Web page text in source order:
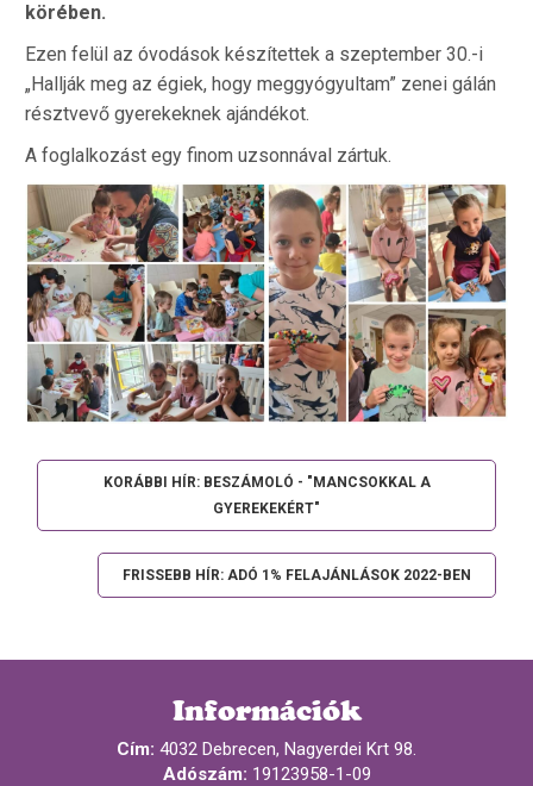
körében.
Ezen felül az óvodások készítettek a szeptember 30.-i
„Hallják meg az égiek, hogy meggyógyultam” zenei gálán
résztvevő gyerekeknek ajándékot.
A foglalkozást egy finom uzsonnával zártuk.
KORÁBBI HÍR: BESZÁMOLÓ - "MANCSOKKAL A
GYEREKEKÉRT"
FRISSEBB HÍR: ADÓ 1% FELAJÁNLÁSOK 2022-BEN
Információk
Cím: 4032 Debrecen, Nagyerdei Krt 98.
Adószám: 19123958-1-09